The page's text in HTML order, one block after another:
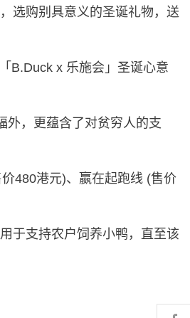
选购别具意义的圣诞礼物，送
B.Duck x 乐施会」圣诞心意
外，更蕴含了对贫穷人的支
480港元)、嬴在起跑线 (售价
于支持农户饲养小鸭，直至该